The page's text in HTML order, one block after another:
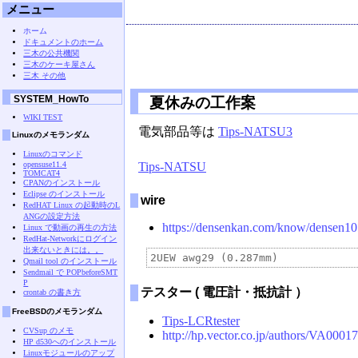
夏休みの工作案
電気部品等は Tips-NATSU3
Tips-NATSU
wire
https://densenkan.com/know/
テスター ( 電圧計・抵抗計 ）
Tips-LCRtester
http://hp.vector.co.jp/authors/
メニュー
ホーム
ドキュメントのホーム
三木の公共機関
三木のケーキ屋さん
三木 その他
SYSTEM_HowTo
WIKI TEST
Linuxのメモランダム
Linuxのコマンド
opensuse11.4
TOMCAT4
CPANのインストール
Eclipse のインストール
RedHAT Linux の起動時のL
ANGの設定方法
Linux で動画の再生の方法
RedHat-Networkにログイン
出来ないときには。。
Qmail tool のインストール
Sendmail で POPbeforeSMT
P
crontab の書き方
FreeBSDのメモランダム
CVSup のメモ
HP d530へのインストール
Linuxモジュールのアップ